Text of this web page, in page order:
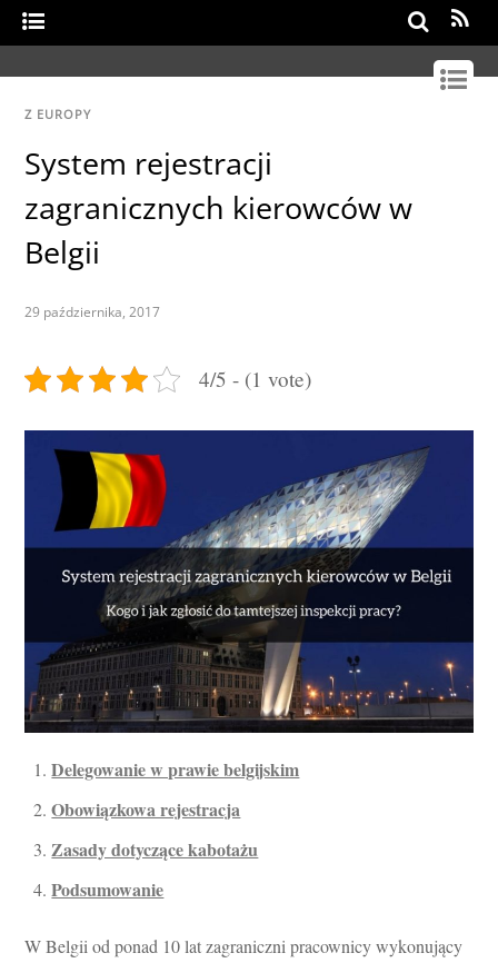
Z EUROPY
System rejestracji
zagranicznych kierowców w
Belgii
29 października, 2017
4/5 - (1 vote)
Delegowanie w prawie belgijskim
Obowiązkowa rejestracja
Zasady dotyczące kabotażu
Podsumowanie
W Belgii od ponad 10 lat zagraniczni pracownicy wykonujący